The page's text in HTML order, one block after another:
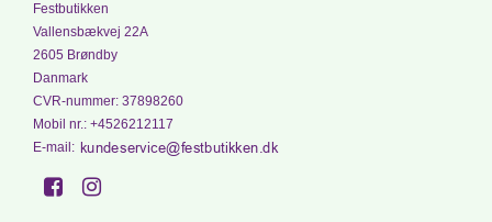
Festbutikken
Vallensbækvej 22A
2605 Brøndby
Danmark
CVR-nummer: 37898260
Mobil nr.: +4526212117
E-mail :